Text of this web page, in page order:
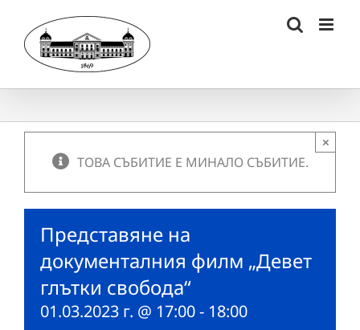
content
ТОВА СЪБИТИЕ Е МИНАЛО СЪБИТИЕ.
×
Представяне на
документалния филм „Девет
глътки свобода“
01.03.2023 г. @ 17:00- 18:00